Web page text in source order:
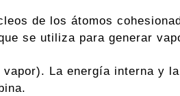
de los átomos
se utiliza para generar
La energía interna y